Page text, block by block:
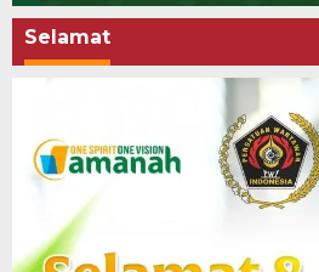
Selamat